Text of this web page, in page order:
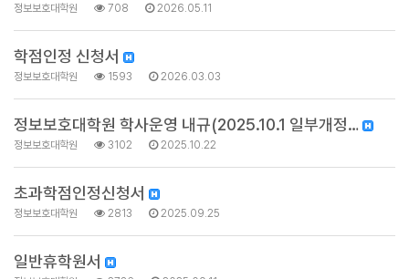
정보보호대학원 708 2026.05.11
학점인정 신청서
정보보호대학원 1593 2026.03.03
정보보호대학원 학사운영 내규(2025.10.1 일부개정…
정보보호대학원 3102 2025.10.22
초과학점인정신청서
정보보호대학원 2813 2025.09.25
일반휴학원서